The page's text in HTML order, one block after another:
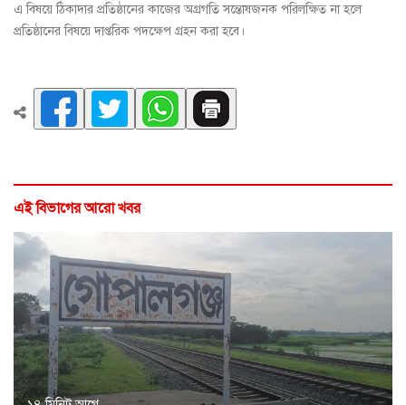
এ বিষয়ে ঠিকাদার প্রতিষ্ঠানের কাজের অগ্রগতি সন্তোষজনক পরিলক্ষিত না হলে
প্রতিষ্ঠানের বিষয়ে দাপ্তরিক পদক্ষেপ গ্রহন করা হবে।
এই বিভাগের আরো খবর